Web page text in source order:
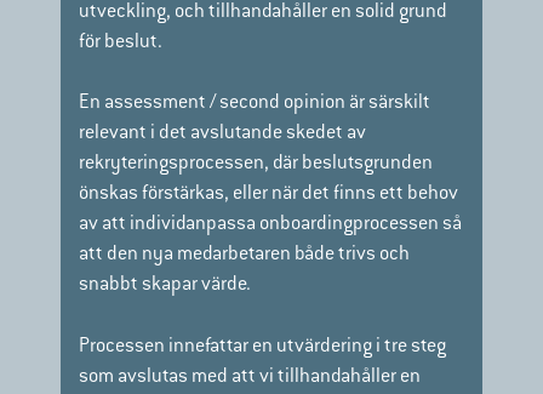
utveckling, och tillhandahåller en solid grund
för beslut.
En assessment / second opinion är särskilt
relevant i det avslutande skedet av
rekryteringsprocessen, där beslutsgrunden
önskas förstärkas, eller när det finns ett behov
av att individanpassa onboardingprocessen så
att den nya medarbetaren både trivs och
snabbt skapar värde.
Processen innefattar en utvärdering i tre steg
som avslutas med att vi tillhandahåller en